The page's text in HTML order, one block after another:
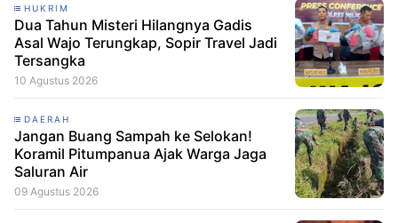
HUKRIM
Dua Tahun Misteri Hilangnya Gadis
Asal Wajo Terungkap, Sopir Travel Jadi
Tersangka
10 Agustus 2026
DAERAH
Jangan Buang Sampah ke Selokan!
Koramil Pitumpanua Ajak Warga Jaga
Saluran Air
09 Agustus 2026